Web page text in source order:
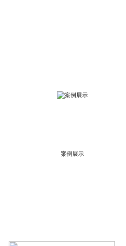
案例展示